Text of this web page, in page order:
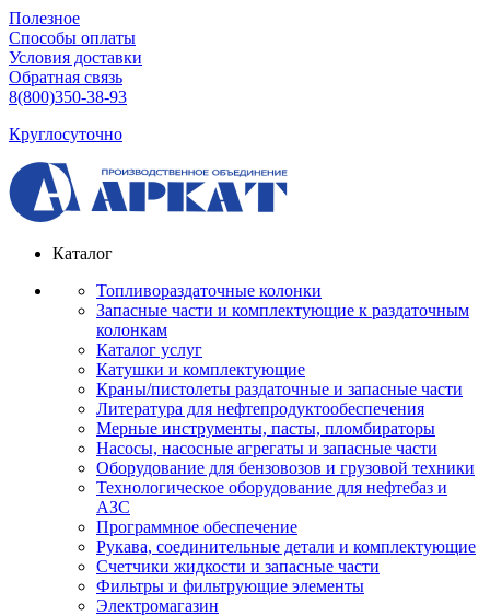
Полезное
Способы оплаты
Условия доставки
Обратная связь
8(800)350-38-93
Круглосуточно
Каталог
Топливораздаточные колонки
Запасные части и комплектующие к раздаточным
колонкам
Каталог услуг
Катушки и комплектующие
Краны/пистолеты раздаточные и запасные части
Литература для нефтепродуктообеспечения
Мерные инструменты, пасты, пломбираторы
Насосы, насосные агрегаты и запасные части
Оборудование для бензовозов и грузовой техники
Технологическое оборудование для нефтебаз и
АЗС
Программное обеспечение
Рукава, соединительные детали и комплектующие
Счетчики жидкости и запасные части
Фильтры и фильтрующие элементы
Электромагазин